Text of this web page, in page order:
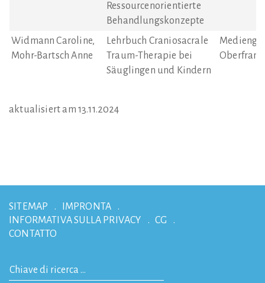
Ressourcenorientierte
Behandlungskonzepte
Widmann Caroline,
Mohr-Bartsch Anne
Lehrbuch Craniosacrale
Traum-Therapie bei
Säuglingen und Kindern
aktualisiert am 13.11.2024
SITEMAP
IMPRONTA
INFORMATIVA SULLA PRIVACY
CG
CONTATTO